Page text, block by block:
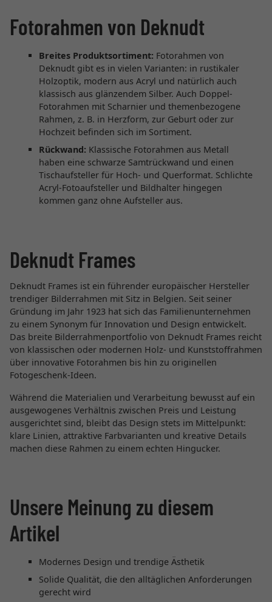
Fotorahmen von Deknudt
Breites Produktsortiment: Fotorahmen von
Deknudt gibt es in vielen Varianten: in rustikaler
Holzoptik, modern aus Acryl und natürlich auch
klassisch aus glänzendem Silber. Auch Doppel-
Fotorahmen mit Scharnier und themenbezogene
Rahmen, z. B. in Herzform, zur Geburt oder zur
Hochzeit befinden sich im Sortiment.
Rückwand: Klassische Fotorahmen aus Metall
haben eine schwarze Samtrückwand und einen
Tischaufsteller für Hoch- und Querformat. Schlichte
Acryl-Fotoaufsteller und Bildhalter hingegen
kommen ganz ohne Aufsteller aus.
Deknudt Frames
Deknudt Frames ist ein führender europäischer Hersteller
trendiger Bilderrahmen mit Sitz in Belgien. Seit seiner
Gründung im Jahr 1923 hat sich das Familienunternehmen
zu einem Synonym für Innovation und Design entwickelt.
Das breite Bilderrahmenportfolio von Deknudt Frames reicht
von klassischen oder modernen Holz- und Kunststoffrahmen
über innovative Fotorahmen bis hin zu originellen
Fotogeschenk-Ideen.
Während die Materialien und Verarbeitung bewusst auf ein
ausgewogenes Verhältnis zwischen Preis und Leistung
ausgerichtet sind, bleibt das Design stets im Mittelpunkt:
klare Linien, attraktive Farbvarianten und kreative Details
machen diese Rahmen zu einem echten Hingucker.
Unsere Meinung zu diesem
Artikel
Modernes Design und trendige Ästhetik
Solide Qualität, die den alltäglichen Anforderungen
gerecht wird